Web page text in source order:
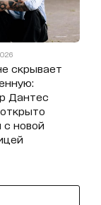
скрывает
Дантес
с новой